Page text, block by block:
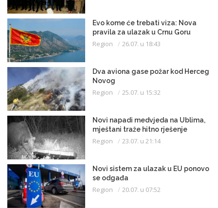
Evo kome će trebati viza: Nova
pravila za ulazak u Crnu Goru
Region 26.07. u 18:43
Dva aviona gase požar kod Herceg
Novog
Region 25.07. u 15:32
Novi napadi medvjeda na Ublima,
mještani traže hitno rješenje
Region 23.07. u 21:14
Novi sistem za ulazak u EU ponovo
se odgađa
Region 20.07. u 07:52